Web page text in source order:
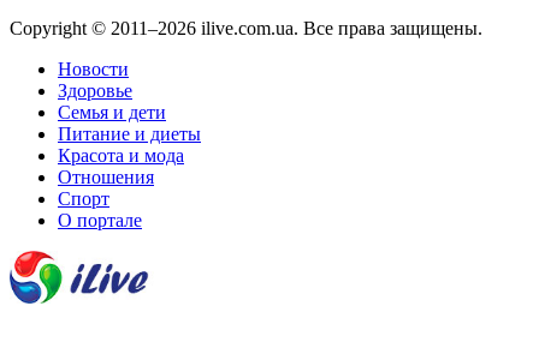
Copyright © 2011–2026 ilive.com.ua. Все права защищены.
Новости
Здоровье
Семья и дети
Питание и диеты
Красота и мода
Отношения
Спорт
О портале